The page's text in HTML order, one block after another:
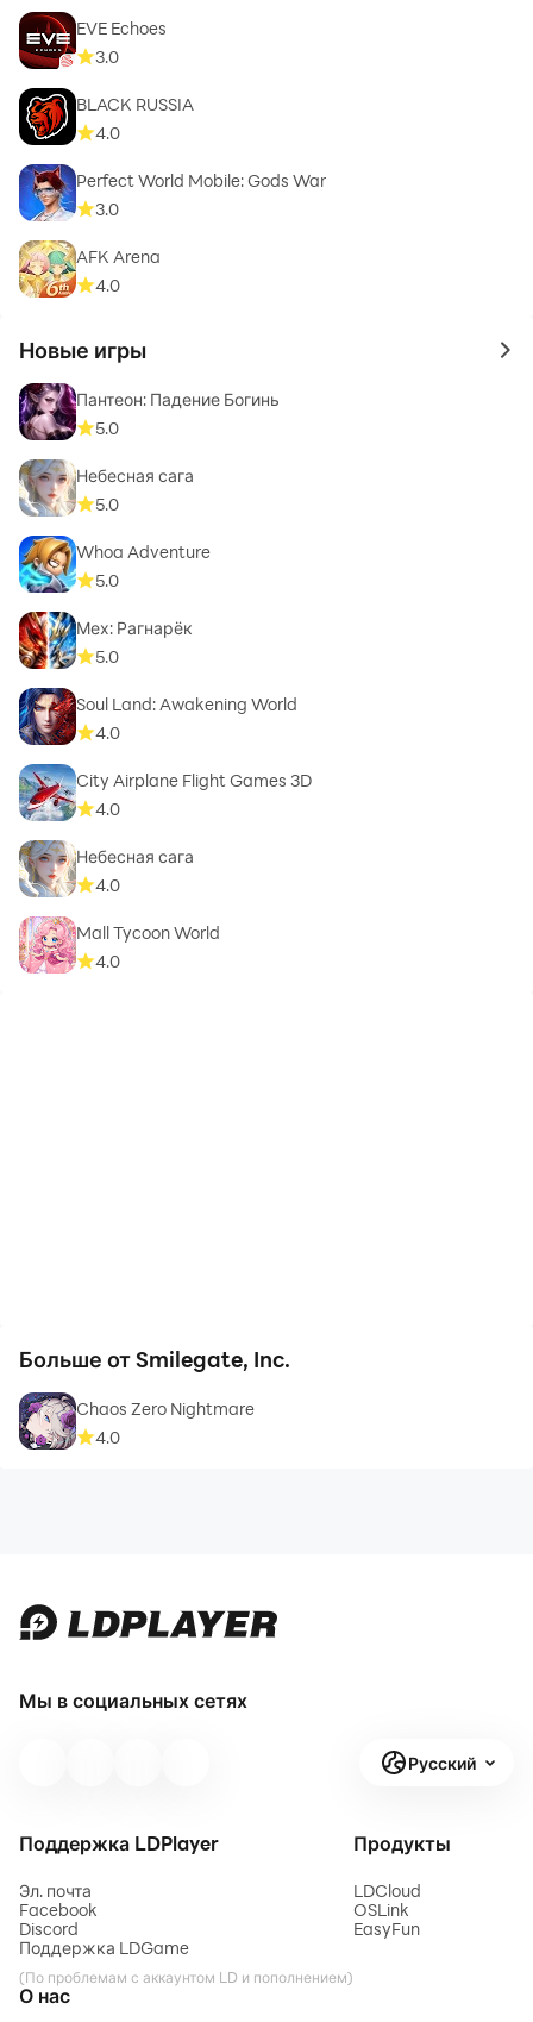
EVE Echoes
3.0
BLACK RUSSIA
4.0
Perfect World Mobile: Gods War
3.0
AFK Arena
4.0
Новые игры to
Пантеон: Падение Богинь
5.0
Небесная сага
5.0
Whoa Adventure
5.0
Мех: Рагнарёк
5.0
Soul Land: Awakening World
4.0
City Airplane Flight Games 3D
4.0
Небесная сага
4.0
Mall Tycoon World
4.0
Больше от Smilegate, Inc.
Chaos Zero Nightmare
4.0
Мы в социальных сетях
Русский
Поддержка LDPlayer
Эл. почта
Facebook
Discord
Поддержка LDGame
(По проблемам с аккаунтом LD и пополнением)
Продукты
LDCloud
OSLink
EasyFun
О нас